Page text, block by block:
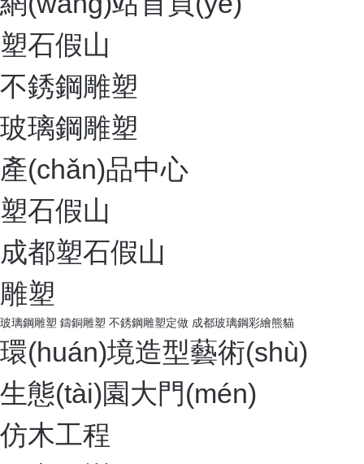
18008089280
網(wǎng)站首頁(yè)
塑石假山
不銹鋼雕塑
玻璃鋼雕塑
產(chǎn)品中心
塑石假山
成都塑石假山
雕塑
環(huán)境造型藝術(shù)
生態(tài)園大門(mén)